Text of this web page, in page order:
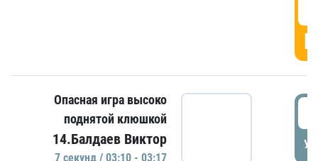
Опасная игра высоко
поднятой клюшкой
14.Балдаев Виктор
7 секунд / 03:10 - 03:17